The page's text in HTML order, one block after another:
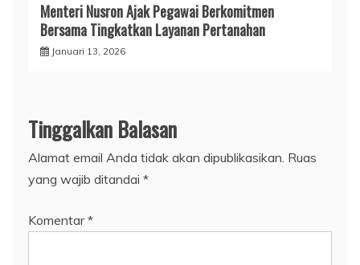
Menteri Nusron Ajak Pegawai Berkomitmen
Bersama Tingkatkan Layanan Pertanahan
Januari 13, 2026
Tinggalkan Balasan
Alamat email Anda tidak akan dipublikasikan. Ruas
yang wajib ditandai *
Komentar*